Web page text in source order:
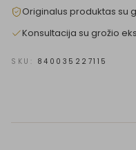
Originalus produktas su
Konsultacija su grožio
SKU: 840035227115